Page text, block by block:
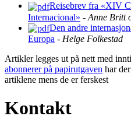
Reisebrev fra «XIV
Internacional» - Anne Britt
Den andre
Europa - Helge Folkestad
Artikler legges ut på nett med
abonnerer på papirutgaven har
artiklene mens de er ferskest
Kontakt